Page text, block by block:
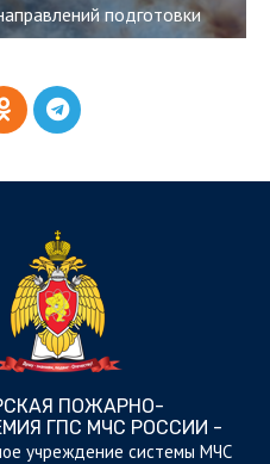
подготовки
ПОЖАРНО-
ГПС МЧС РОССИИ -
учреждение системы МЧС